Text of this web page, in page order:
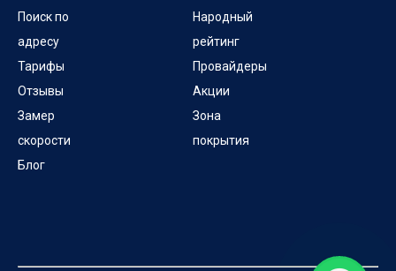
Поиск по
адресу
Тарифы
Отзывы
Замер
скорости
Блог
Народный
рейтинг
Провайдеры
Акции
Зона
покрытия